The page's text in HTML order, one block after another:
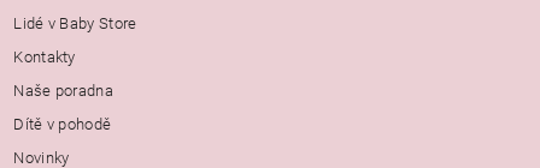
Lidé v Baby Store
Kontakty
Naše poradna
Dítě v pohodě
Novinky